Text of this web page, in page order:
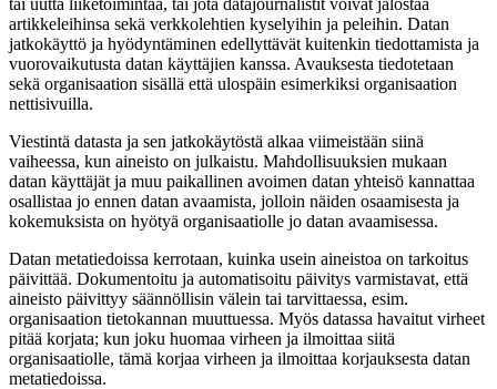
tai uutta liiketoimintaa, tai jota datajournalistit voivat jalostaa
artikkeleihinsa sekä verkkolehtien kyselyihin ja peleihin. Datan
jatkokäyttö ja hyödyntäminen edellyttävät kuitenkin tiedottamista ja
vuorovaikutusta datan käyttäjien kanssa. Avauksesta tiedotetaan
sekä organisaation sisällä että ulospäin esimerkiksi organisaation
nettisivuilla.
Viestintä datasta ja sen jatkokäytöstä alkaa viimeistään siinä
vaiheessa, kun aineisto on julkaistu. Mahdollisuuksien mukaan
datan käyttäjät ja muu paikallinen avoimen datan yhteisö kannattaa
osallistaa jo ennen datan avaamista, jolloin näiden osaamisesta ja
kokemuksista on hyötyä organisaatiolle jo datan avaamisessa.
Datan metatiedoissa kerrotaan, kuinka usein aineistoa on tarkoitus
päivittää. Dokumentoitu ja automatisoitu päivitys varmistavat, että
aineisto päivittyy säännöllisin välein tai tarvittaessa, esim.
organisaation tietokannan muuttuessa. Myös datassa havaitut virheet
pitää korjata; kun joku huomaa virheen ja ilmoittaa siitä
organisaatiolle, tämä korjaa virheen ja ilmoittaa korjauksesta datan
metatiedoissa.